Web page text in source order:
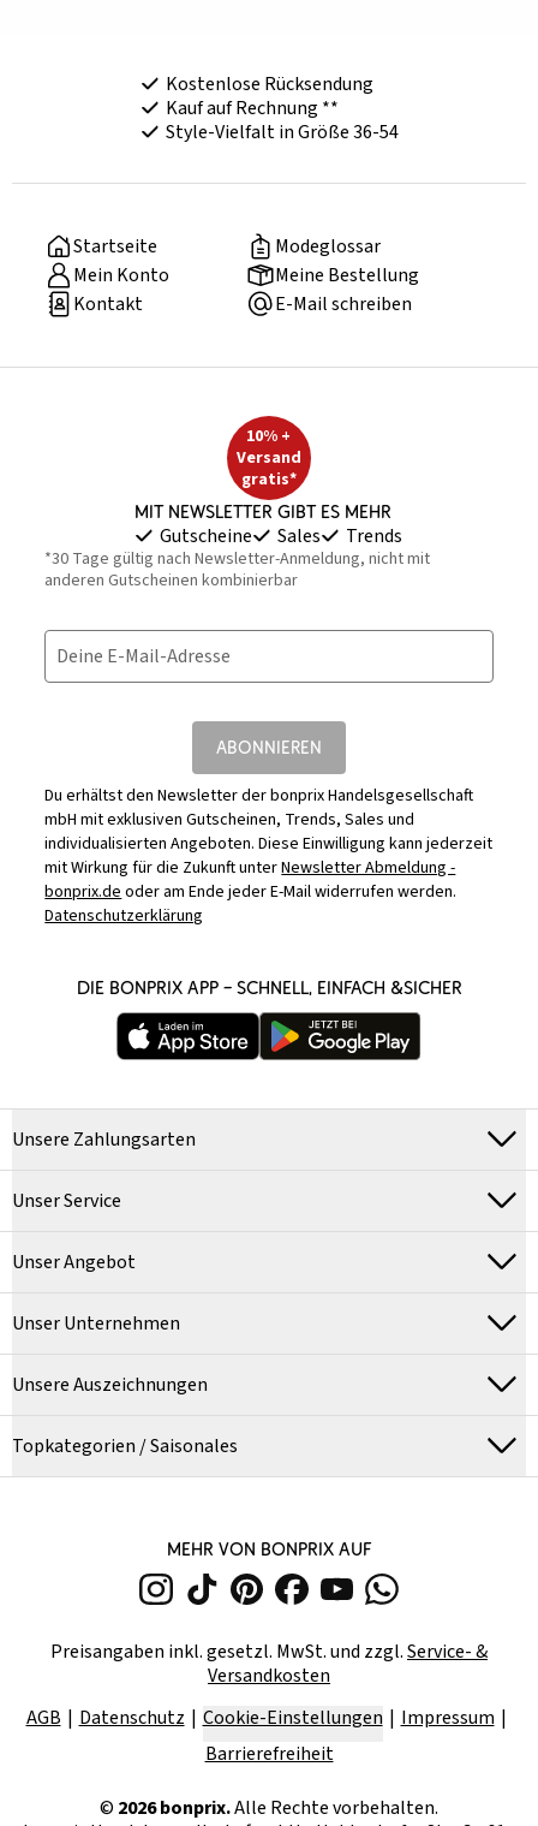
Kostenlose Rücksendung
Kauf auf Rechnung **
Style-Vielfalt in Größe 36-54
Startseite
Modeglossar
Mein Konto
Meine Bestellung
Kontakt
E-Mail schreiben
10% +
Versand
gratis*
Mit Newsletter gibt es mehr
Gutscheine Sales Trends
*30 Tage gültig nach Newsletter-Anmeldung, nicht mit
anderen Gutscheinen kombinierbar
Deine E-Mail-Adresse
ABONNIEREN
Du erhältst den Newsletter der bonprix Handelsgesellschaft
mbH mit exklusiven Gutscheinen, Trends, Sales und
individualisierten Angeboten. Diese Einwilligung kann jederzeit
mit Wirkung für die Zukunft unterNewsletter Abmeldung -
bonprix.deoder am Ende jeder E-Mail widerrufen werden.
Datenschutzerklärung
DIE BONPRIX APP – SCHNELL, EINFACH &SICHER
Unsere Zahlungsarten
Unser Service
Unser Angebot
Unser Unternehmen
Unsere Auszeichnungen
Topkategorien / Saisonales
MEHR VON BONPRIX AUF
Preisangaben inkl. gesetzl. MwSt. und zzgl.Service- &
Versandkosten
AGB
Datenschutz Cookie-Einstellungen
Impressum
Barrierefreiheit
© 2026bonprix.Alle Rechte vorbehalten.